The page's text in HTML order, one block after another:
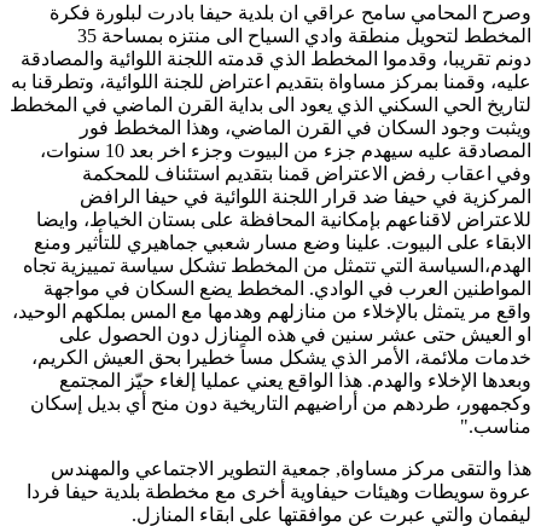
وصرح المحامي سامح عراقي ان بلدية حيفا بادرت لبلورة فكرة
المخطط لتحويل منطقة وادي السياح الى منتزه بمساحة 35
دونم تقريبا، وقدموا المخطط الذي قدمته اللجنة اللوائية والمصادقة
عليه، وقمنا بمركز مساواة بتقديم اعتراض للجنة اللوائية، وتطرقنا به
لتاريخ الحي السكني الذي يعود الى بداية القرن الماضي في المخطط
ويثبت وجود السكان في القرن الماضي، وهذا المخطط فور
المصادقة عليه سيهدم جزء من البيوت وجزء اخر بعد 10 سنوات،
وفي اعقاب رفض الاعتراض قمنا بتقديم استئناف للمحكمة
المركزية في حيفا ضد قرار اللجنة اللوائية في حيفا الرافض
للاعتراض لاقناعهم بإمكانية المحافظة على بستان الخياط، وايضا
الابقاء على البيوت. علينا وضع مسار شعبي جماهيري للتأثير ومنع
الهدم،السياسة التي تتمثل من المخطط تشكل سياسة تمييزية تجاه
المواطنين العرب في الوادي. المخطط يضع السكان في مواجهة
واقع مر يتمثل بالإخلاء من منازلهم وهدمها مع المس بملكهم الوحيد،
او العيش حتى عشر سنين في هذه المنازل دون الحصول على
خدمات ملائمة، الأمر الذي يشكل مساً خطيرا بحق العيش الكريم،
وبعدها الإخلاء والهدم. هذا الواقع يعني عمليا إلغاء حيّز المجتمع
وكجمهور، طردهم من أراضيهم التاريخية دون منح أي بديل إسكان
مناسب".
هذا والتقى مركز مساواة, جمعية التطوير الاجتماعي والمهندس
عروة سويطات وهيئات حيفاوية أخرى مع مخططة بلدية حيفا فردا
ليفمان والتي عبرت عن موافقتها على ابقاء المنازل.